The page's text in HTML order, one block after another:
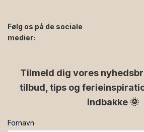
Følg os på de sociale
medier:
Tilmeld dig vores
tilbud, tips og
indbakke 🌞
Fornavn